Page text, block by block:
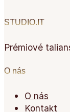
STUDIO.IT
Prémiové
O nás
O nás
Kontakt